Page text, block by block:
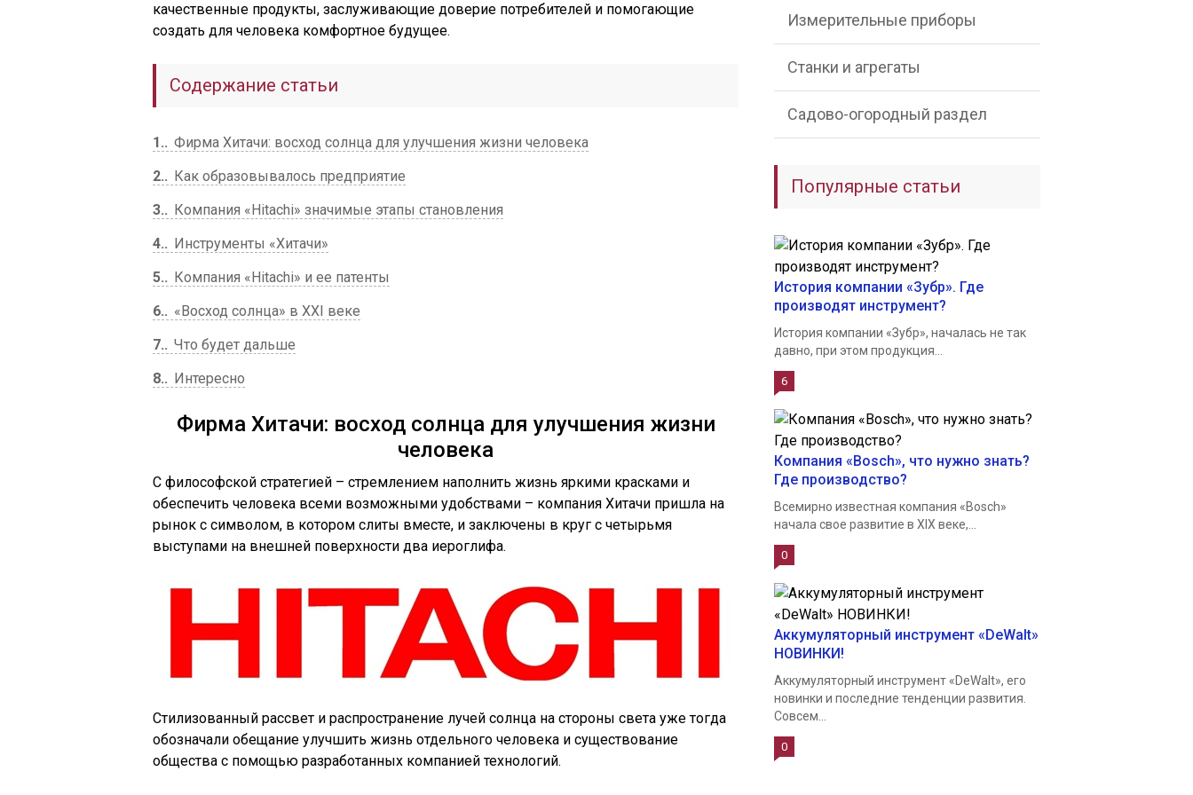
качественные продукты, заслуживающие доверие потребителей и помогающие
создать для человека комфортное будущее.
Содержание статьи
1.
Фирма Хитачи: восход солнца для улучшения жизни человека
2.
Как образовывалось предприятие
3.
Компания «Hitachi» значимые этапы становления
4.
Инструменты «Хитачи»
5.
Компания «Hitachi» и ее патенты
6.
«Восход солнца» в XXI веке
7.
Что будет дальше
8.
Интересно
Фирма Хитачи: восход солнца для улучшения жизни
человека
С философской стратегией – стремлением наполнить жизнь яркими красками и
обеспечить человека всеми возможными удобствами – компания Хитачи пришла на
рынок с символом, в котором слиты вместе, и заключены в круг с четырьмя
выступами на внешней поверхности два иероглифа.
Стилизованный рассвет и распространение лучей солнца на стороны света уже тогда
обозначали обещание улучшить жизнь отдельного человека и существование
общества с помощью разработанных компанией технологий.
Измерительные приборы
Станки и агрегаты
Садово-огородный раздел
Популярные статьи
История компании «Зубр». Где
производят инструмент?
История компании «Зубр», началась не так
давно, при этом продукция...
6
Компания «Bosch», что нужно знать?
Где производство?
Всемирно известная компания «Bosch»
начала свое развитие в XIX веке,...
0
Аккумуляторный инструмент «DeWalt»
НОВИНКИ!
Аккумуляторный инструмент «DeWalt», его
новинки и последние тенденции развития.
Совсем...
0